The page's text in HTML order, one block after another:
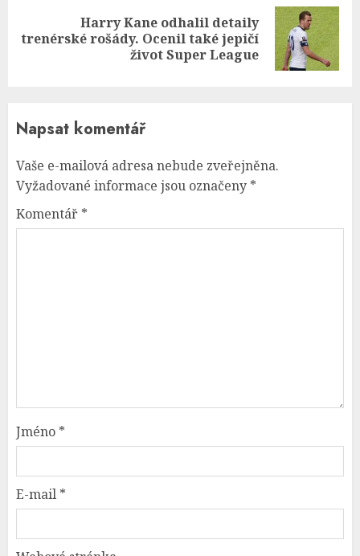
Next
Harry Kane odhalil detaily
trenérské rošády. Ocenil také jepičí
život Super League
Napsat komentář
Vaše e-mailová adresa nebude zveřejněna.
Vyžadované informace jsou označeny *
Komentář *
Jméno *
E-mail *